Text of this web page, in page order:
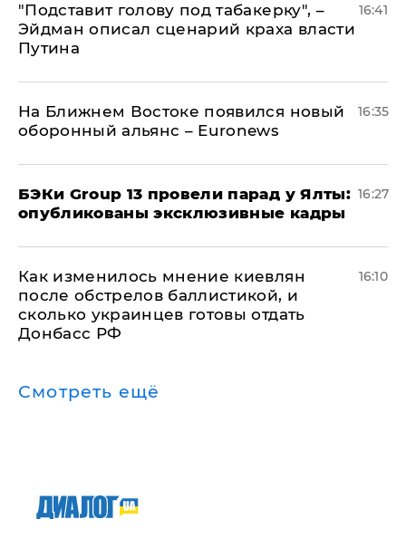
​"Подставит голову под табакерку", –
Эйдман описал сценарий краха власти
Путина
16:41
На Ближнем Востоке появился новый
оборонный альянс – Euronews
16:35
​БЭКи Group 13 провели парад у Ялты:
опубликованы эксклюзивные кадры
16:27
Как изменилось мнение киевлян
после обстрелов баллистикой, и
сколько украинцев готовы отдать
Донбасс РФ
16:10
Смотреть ещё